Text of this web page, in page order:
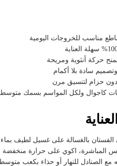
مناسب للخروجات اليومية
سادة بلا أكمام
حزام لتنسيق مرن
كاجوال ولكل المواسم بسمك متوسط
المباشرة، اكوي على حرارة منخفضة
مع الصنادل للنهار أو حذاء بكعب